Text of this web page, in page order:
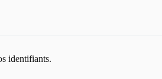
identifiants.